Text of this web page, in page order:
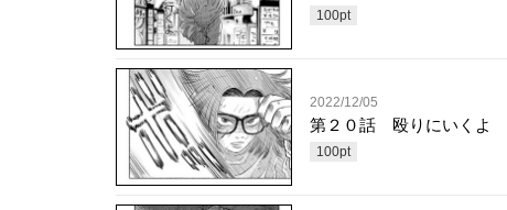
100pt
2022/12/05
第２０話 殴りにいくよ
100pt